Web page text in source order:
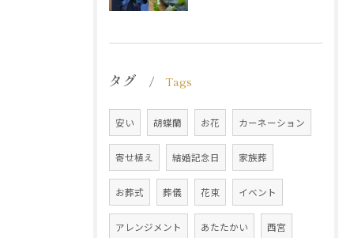
タグ Tags
安い 胡蝶蘭 お花 カーネーション
寄せ植え 結婚記念日 家族葬
お葬式 葬儀 花束 イベント
アレンジメント あたたかい 西宮